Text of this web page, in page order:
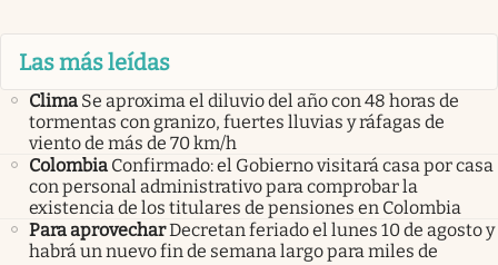
Las más leídas
Clima Se aproxima el diluvio del año con 48 horas de
tormentas con granizo, fuertes lluvias y ráfagas de
viento de más de 70 km/h
Colombia Confirmado: el Gobierno visitará casa por casa
con personal administrativo para comprobar la
existencia de los titulares de pensiones en Colombia
Para aprovecharDecretan feriado el lunes 10 de agosto y
habrá un nuevo fin de semana largo para miles de